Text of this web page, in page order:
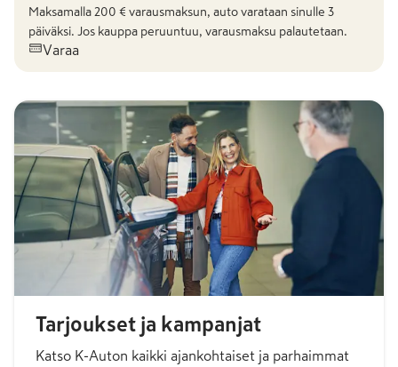
Maksamalla 200 € varausmaksun, auto varataan sinulle 3
päiväksi. Jos kauppa peruuntuu, varausmaksu palautetaan.
Varaa
Tarjoukset ja kampanjat
Katso K-Auton kaikki ajankohtaiset ja parhaimmat